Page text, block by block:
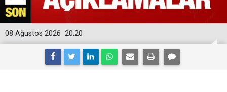
20:20
08 Ağustos 2026